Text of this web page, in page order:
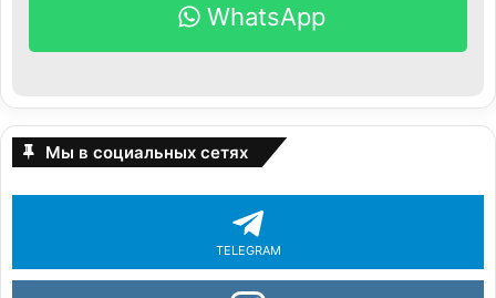
WhatsApp
Мы в социальных сетях
TELEGRAM